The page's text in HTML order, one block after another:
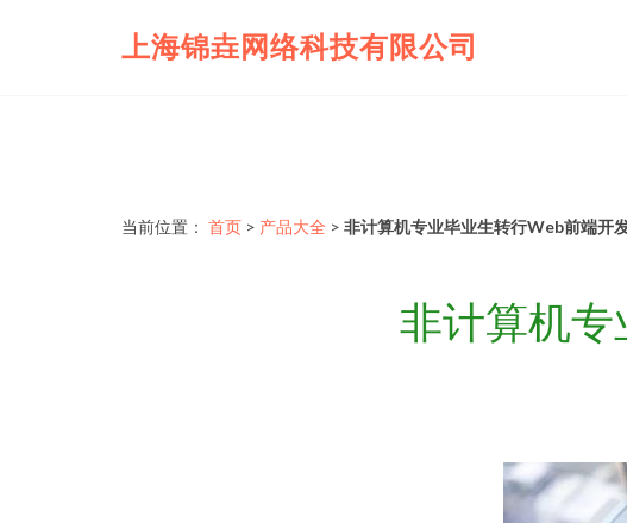
上海锦垚网络科技有限公司
当前位置： 首页 > 产品大全 > 非计算机专业毕业生转行Web前端开
非计算机专